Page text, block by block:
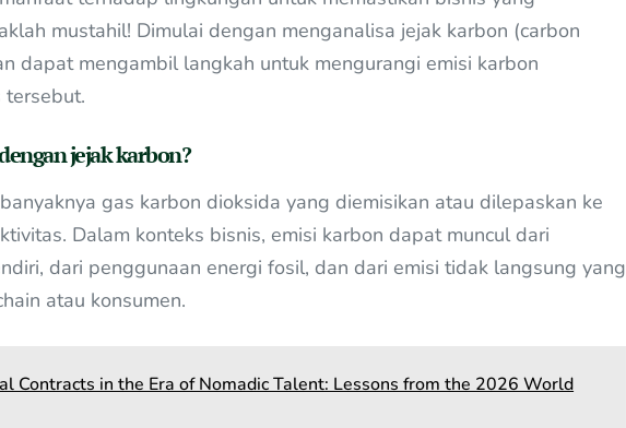
mustahil! Dimulai dengan menganalisa jejak karbon (carbon
dapat mengambil langkah untuk mengurangi emisi karbon
tersebut.
jejak karbon?
gas karbon dioksida yang diemisikan atau dilepaskan ke
Dalam konteks bisnis, emisi karbon dapat muncul dari
dari penggunaan energi fosil, dan dari emisi tidak langsung yang
atau konsumen.
Contracts in the Era of Nomadic Talent: Lessons from the 2026 World